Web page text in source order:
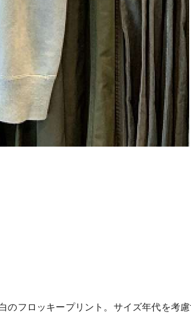
フロッキープリント。サイズ年代を考